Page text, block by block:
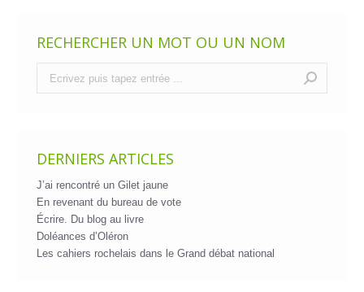
RECHERCHER UN MOT OU UN NOM
DERNIERS ARTICLES
J’ai rencontré un Gilet jaune
En revenant du bureau de vote
Écrire. Du blog au livre
Doléances d’Oléron
Les cahiers rochelais dans le Grand débat national